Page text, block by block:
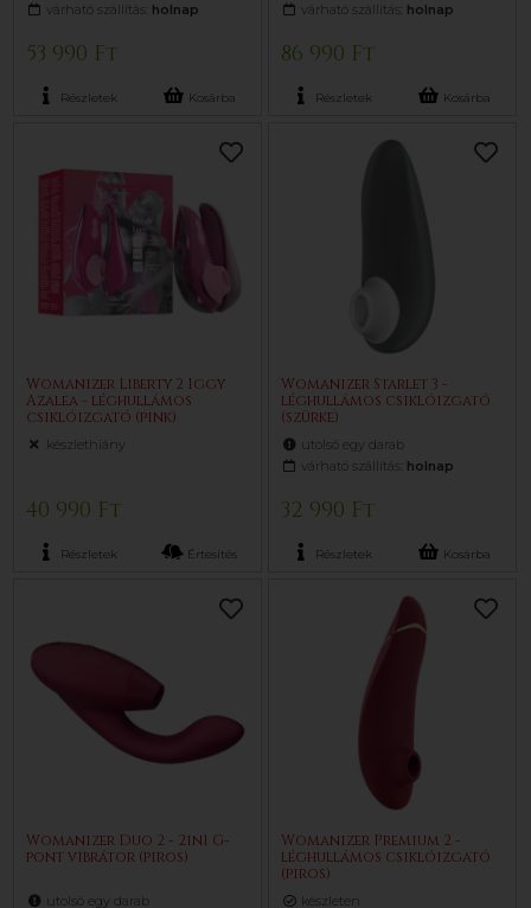
várható szállítás: holnap
53 990 Ft
Részletek Kosárba
várható szállítás: holnap
86 990 Ft
Részletek Kosárba
Womanizer Liberty 2 Iggy
Azalea - léghullámos
csiklóizgató (pink)
készlethiány
40 990 Ft
Részletek Értesítés
Womanizer Starlet 3 -
léghullámos csiklóizgató
(szürke)
utolsó egy darab
várható szállítás: holnap
32 990 Ft
Részletek Kosárba
Womanizer Duo 2 - 2in1 G-
pont vibrátor (piros)
utolsó egy darab
Womanizer Premium 2 -
léghullámos csiklóizgató
(piros)
készleten